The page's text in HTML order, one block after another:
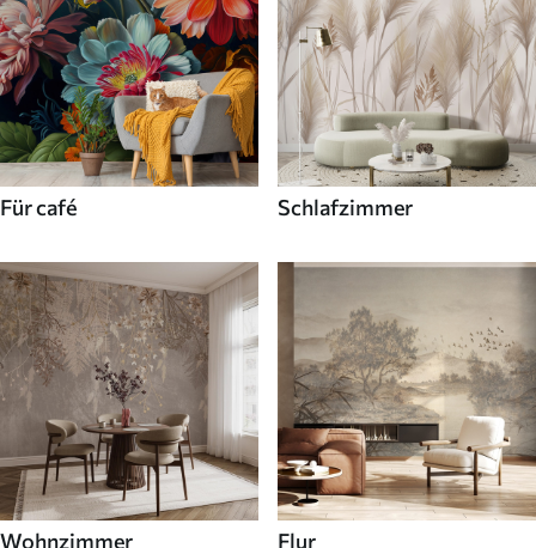
Für café Schlafzimmer
Wohnzimmer Flur